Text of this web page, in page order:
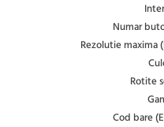
Numar
Rezolutie maxima
Rotite
Cod bare